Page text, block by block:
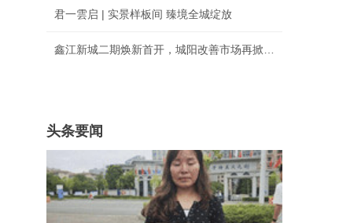
君一雲启 | 实景样板间 臻境全城绽放
头条要闻